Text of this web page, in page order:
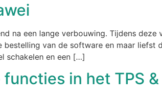
na een lange verbouwing. Tijdens
van de software en maar liefst
schakelen en een […]
in het TPS &